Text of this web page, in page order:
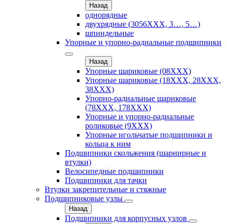
Назад
однорядные
двухрядные (3056ХХХ, 3…, 5…)
шпиндельные
Упорные и упорно-радиальные подшипники
Назад
Упорные шариковые (08XXX)
Упорные шариковые (18XXX, 28XXХ,
38ХХХ)
Упорно-радиальные шариковые
(78XXX, 178ХХХ)
Упорные и упорно-радиальные
роликовые (9ХХХ)
Упорные игольчатые подшипники и
кольца к ним
Подшипники скольжения (шарнирные и
втулки)
Велосипедные подшипники
Подшипники для тачки
Втулки закрепительные и стяжные
Подшипниковые узлы
Назад
Подшипники для корпусных узлов